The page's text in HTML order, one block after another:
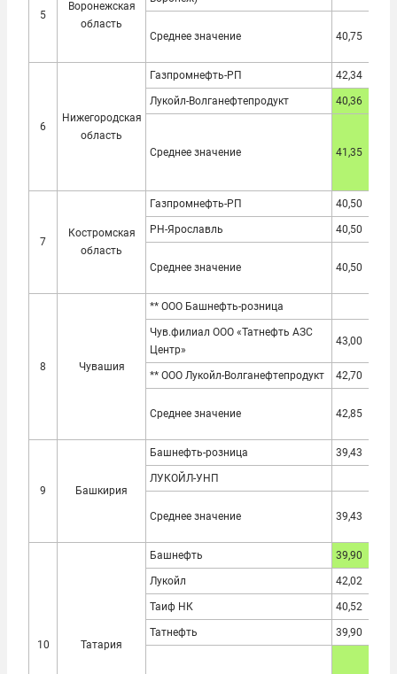
5
Воронежская
область
Среднее значение 40,75
6
Нижегородская
область
Газпромнефть-РП 42,34
Лукойл-Волганефтепродукт 40,36
Среднее значение 41,35
7
Костромская
область
Газпромнефть-РП 40,50
РН-Ярославль 40,50
Среднее значение 40,50
8 Чувашия
** ООО Башнефть-розница
Чув.филиал ООО «Татнефть АЗС
Центр»
43,00
** ООО Лукойл-Волганефтепродукт 42,70
Среднее значение 42,85
9 Башкирия
Башнефть-розница 39,43
ЛУКОЙЛ-УНП
Среднее значение 39,43
10 Татария
Башнефть 39,90
Лукойл 42,02
Таиф НК 40,52
Татнефть 39,90